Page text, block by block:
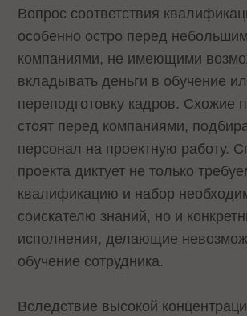
Вопрос соответствия
особенно остро перед
компаниями, не имеющими
вкладывать деньги в обучение
переподготовку кадров. Схожие
стоят перед компаниями,
персонал на проектную работу.
проекта диктует не только
квалификацию и набор
соискателю знаний, но и
исполнения, делающие
обучение сотрудника.
Вследствие высокой